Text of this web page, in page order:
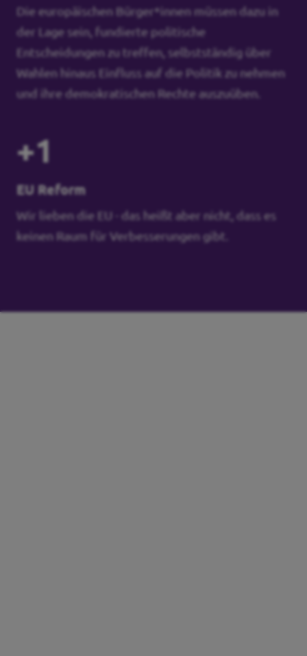
Die europäischen Bürger*innen müssen dazu in
der Lage sein, fundierte politische
Entscheidungen zu treffen, selbstständig über
Wahlen hinaus Einfluss auf die Politik zu nehmen
und ihre demokratischen Rechte auszuüben.
+1
EU Reform
Wir lieben die EU - das heißt aber nicht, dass es
keinen Raum für Verbesserungen gibt.